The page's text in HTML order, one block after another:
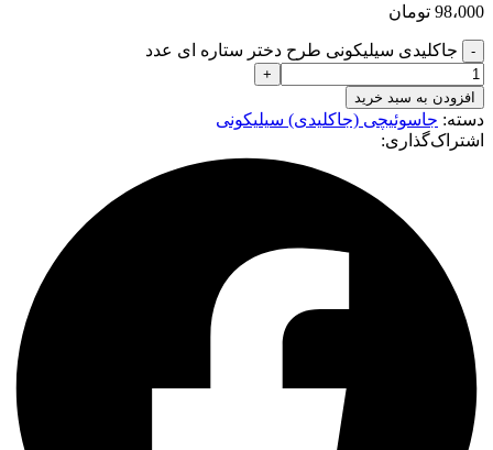
98،000 تومان
جاکلیدی سیلیکونی طرح دختر ستاره ای عدد
افزودن به سبد خرید
دسته: جاسوئیچی (جاکلیدی) سیلیکونی
اشتراک‌گذاری: